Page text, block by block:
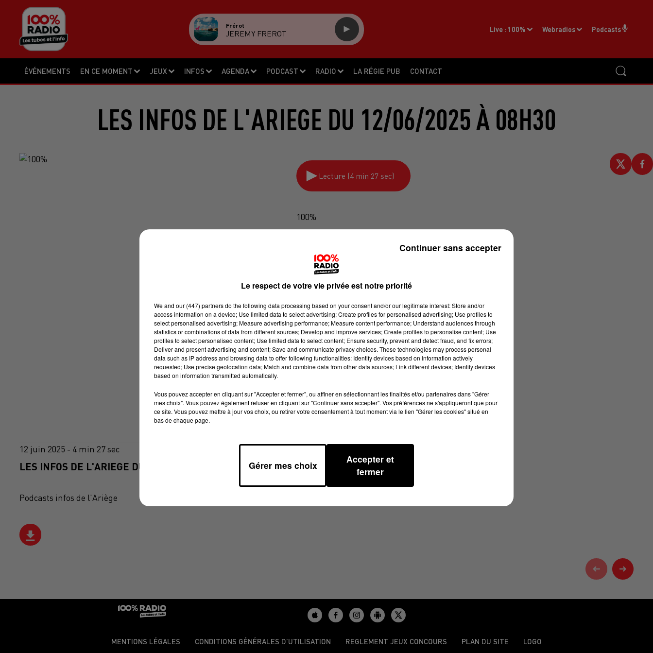
ÉVÉNEMENTS EN CE MOMENT JEUX INFOS AGENDA PODCAST RADIO LA RÉGIE PUB CONTACT
Live : 100% Webradios Podcasts
Frérot
JEREMY FREROT
LES INFOS DE L'ARIEGE DU 12/06/2025 À 08H30
Lecture (4 min 27 sec)
100%
12 juin 2025 - 4 min 27 sec
LES INFOS DE L'ARIEGE DU 12/06/2025 À 08H30
Podcasts infos de l'Ariège
MENTIONS LÉGALES CONDITIONS GÉNÉRALES D’UTILISATION REGLEMENT JEUX CONCOURS PLAN DU SITE LOGO
Le respect de votre vie privée est notre priorité
We and our (447) partnersdo the following data processing based on your consent and/or our legitimate interest: Store and/or
access information on a device; Use limited data to select advertising; Create profiles for personalised advertising; Use profiles to
select personalised advertising; Measure advertising performance; Measure content performance; Understand audiences through
statistics or combinations of data from different sources; Develop and improve services; Create profiles to personalise content; Use
profiles to select personalised content; Use limited data to select content; Ensure security, prevent and detect fraud, and fix errors;
Deliver and present advertising and content; Save and communicate privacy choices. These technologies may process personal
data such as IP address and browsing data to offer following functionalities: Identify devices based on information actively
requested; Use precise geolocation data; Match and combine data from other data sources; Link different devices; Identify devices
based on information transmitted automatically.
Vous pouvez accepter en cliquant sur "Accepter et fermer", ou affiner en sélectionnant les finalités et/ou partenaires dans "Gérer
mes choix". Vous pouvez également refuser en cliquant sur "Continuer sans accepter". Vos préférences ne s'appliqueront que pour
ce site. Vous pouvez mettre à jour vos choix, ou retirer votre consentement à tout moment via le lien "Gérer les cookies" situé en
bas de chaque page.
Gérer mes choix
Accepter et
fermer
Continuer sans accepter